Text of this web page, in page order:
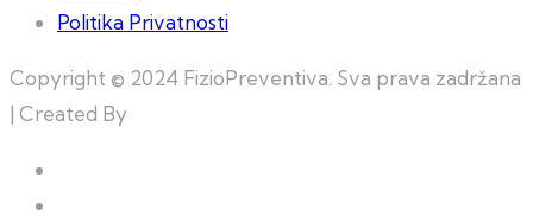
Politika Privatnosti
Copyright © 2024 FizioPreventiva. Sva prava zadržana
| Created By